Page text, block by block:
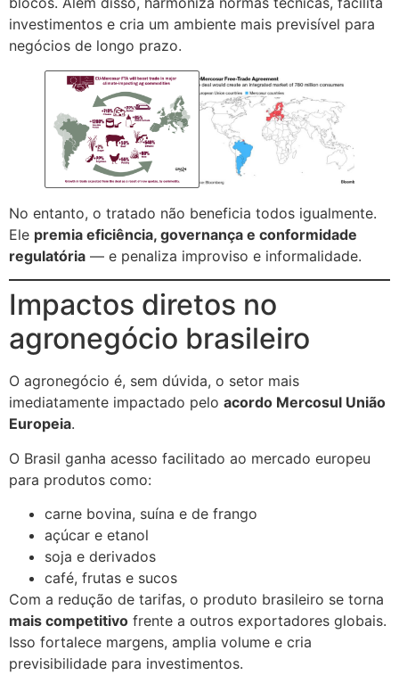
investimentos e cria um ambiente mais previsível para
negócios de longo prazo.
No entanto, o tratado não beneficia todos igualmente.
Ele premia eficiência, governança e conformidade
regulatória — e penaliza improviso e informalidade.
Impactos diretos no
agronegócio brasileiro
O agronegócio é, sem dúvida, o setor mais
imediatamente impactado pelo acordo Mercosul União
Europeia.
O Brasil ganha acesso facilitado ao mercado europeu
para produtos como:
carne bovina, suína e de frango
açúcar e etanol
soja e derivados
café, frutas e sucos
Com a redução de tarifas, o produto brasileiro se torna
mais competitivo frente a outros exportadores globais.
Isso fortalece margens, amplia volume e cria
previsibilidade para investimentos.